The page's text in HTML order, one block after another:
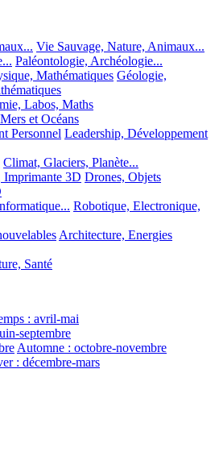
Vie Sauvage, Nature, Animaux...
Paléontologie, Archéologie...
Mathématiques Géologie,
Labos, Maths
et Océans
Personnel Leadership, Développement
Climat, Glaciers, Planète...
Imprimante 3D Drones, Objets
Robotique, Electronique,
Architecture, Energies
Santé
: avril-mai
septembre
Automne : octobre-novembre
: décembre-mars